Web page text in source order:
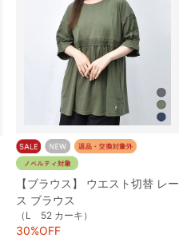
【ブラウス】 ウエスト切替 レー
ス ブラウス
（L 52 カーキ）
30%OFF